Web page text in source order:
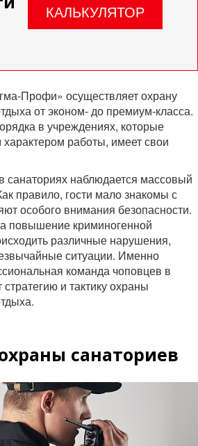
КАЛЬКУЛЯТОР
Профи» осуществляет охрану
от эконом- до премиум-класса.
в учреждениях, которые
работы, имеет свои
санаториях наблюдается массовый
правило, гости мало знакомы с
особого внимания безопасности.
повышение криминогенной
различные нарушения,
ситуации. Именно
команда чоповцев в
и тактику охраны
санаториев